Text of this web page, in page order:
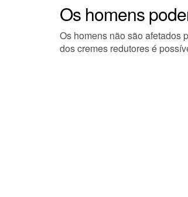
Os homens
Os homens não são afetados
dos cremes redutores é